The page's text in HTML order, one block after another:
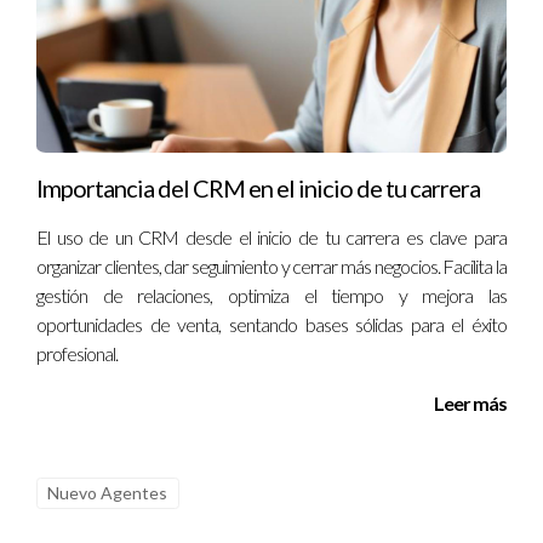
especializada. Con el tiempo, María no solo se convirtió en
agente sino también en líder dentro de su equipo,
demostrando que el apoyo adecuado puede transformar
vidas.
Conclusión
acelerar tu carrera en el sector. Las ventajas son claras:
acceso a recursos valiosos, oportunidades para construir
redes profesionales sólidas y formación continua que te
prepara para enfrentar cualquier desafío. Si estás
marcar la diferencia entre estancarte o alcanzar tus metas
Importancia del CRM en el inicio de tu carrera
El uso de un CRM desde el inicio de tu carrera es clave para
organizar clientes, dar seguimiento y cerrar más negocios. Facilita la
gestión de relaciones, optimiza el tiempo y mejora las
oportunidades de venta, sentando bases sólidas para el éxito
profesional.
Leer más
Nuevo Agentes